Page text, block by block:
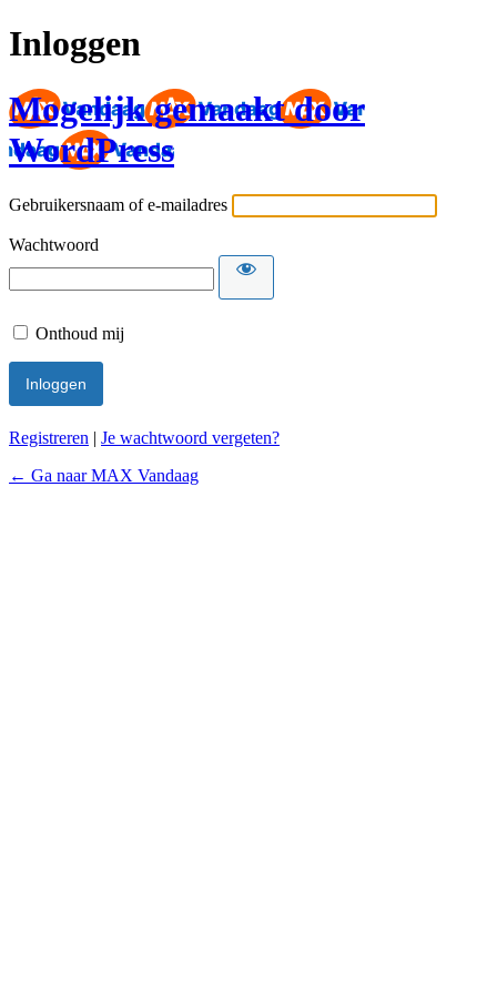
Inloggen
Mogelijk gemaakt door
WordPress
Gebruikersnaam of e-mailadres
Wachtwoord
Onthoud mij
Registreren | Je wachtwoord vergeten?
← Ga naar MAX Vandaag